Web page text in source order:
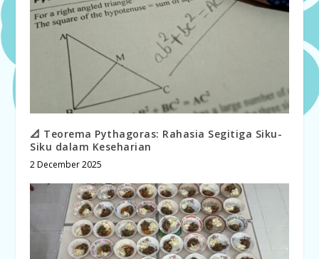
📐 Teorema Pythagoras: Rahasia Segitiga Siku-
Siku dalam Keseharian
2 December 2025